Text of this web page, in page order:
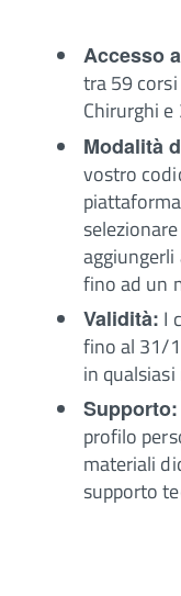
Accesso
tra 59
Chirurghi
Modalità
vostro
piattaforma
fino ad un
Validità: I
fino al 31/
in
Supporto:
profilo
materiali
supporto